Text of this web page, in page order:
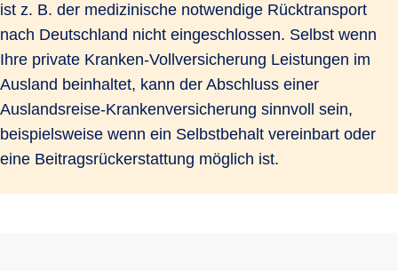
ist z. B. der medizinische notwendige Rücktransport
nach Deutschland nicht eingeschlossen. Selbst wenn
Ihre private Kranken-Voll­ver­si­cherung Leistungen im
Ausland beinhaltet, kann der Abschluss einer
Auslandsreise-Kran­ken­ver­si­che­rung sinnvoll sein,
beispielsweise wenn ein Selbstbehalt vereinbart oder
eine Beitragsrückerstattung möglich ist.